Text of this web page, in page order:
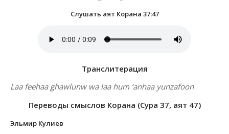
Слушать аят Корана 37:47
Транслитерация
Laa feehaa ghawlunw wa laa hum ‘anhaa yunzafoon
Переводы смыслов Корана (Сура 37, аят 47)
Эльмир Кулиев